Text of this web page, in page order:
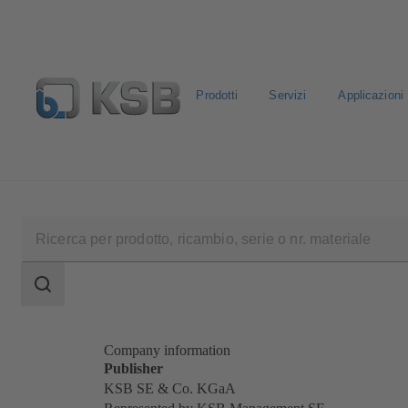
Prodotti Servizi Applicazioni
della
Ambito
Company information
Publisher
KSB SE & Co. KGaA